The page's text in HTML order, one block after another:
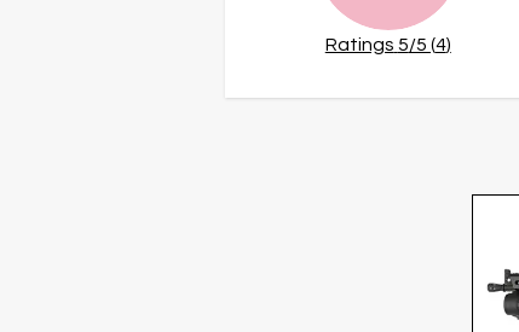
Ratings 5/5 (4)